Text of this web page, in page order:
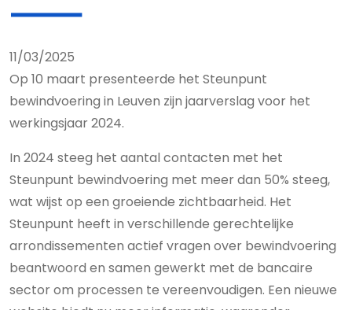
11/03/2025
Op 10 maart presenteerde het Steunpunt
bewindvoering in Leuven zijn jaarverslag voor het
werkingsjaar 2024.
In 2024 steeg het aantal contacten met het
Steunpunt bewindvoering met meer dan 50% steeg,
wat wijst op een groeiende zichtbaarheid. Het
Steunpunt heeft in verschillende gerechtelijke
arrondissementen actief vragen over bewindvoering
beantwoord en samen gewerkt met de bancaire
sector om processen te vereenvoudigen. Een nieuwe